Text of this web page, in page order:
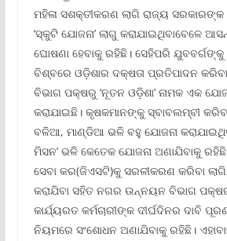
ମହିଳା ସଶକ୍ତୀକରଣ ଲାଗି ରାଜ୍ୟ
‘ସ୍କୁଟି ଯୋଜନା’ ଲାଗୁ କରାଯାଇଥିବାବେଳେ
ଘୋଷଣା ହେବାକୁ ରହିଛି। ସେହିପରି
ବିଶ୍ବରେ ଓଡ଼ିଶାର ଦକ୍ଷତା ପ୍ରତିପାଦନ କରିବା
ବିଭାଗ ପକ୍ଷରୁ ‘ନୂତନ ଓଡ଼ିଶା’ ନାମକ ଏକ
କରାଯାଇଛି। କୃଷକମାନଙ୍କୁ ସ୍ବାବଲମ୍ବୀ
ବଳିଆ, ମାଣ୍ଡିଆ ଭଳି ବହୁ ଯୋଜନା
ମିସନ’ ଭଳି କେତେକ ଯୋଜନା ଅଣାଯିବାକୁ
ସେବା କର(ଜିଏସଟି)କୁ ସରଳୀକରଣ କରିବା
କରାଯିବା ସହିତ ନଗର ଉନ୍ନୟନ ବିଭାଗ
କାର୍ଯ୍ୟରତ କର୍ମଚାରୀଙ୍କ ଦୀର୍ଘଦିନର ଦାବି
ନିୟମରେ ସଂଶୋଧନ ଅଣାଯିବାକୁ ରହିଛି।